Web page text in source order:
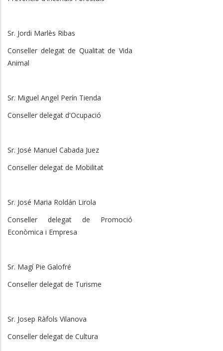
Sr. Jordi Marlès Ribas
Conseller delegat de Qualitat de Vida
Animal
Sr. Miguel Angel Perín Tienda
Conseller delegat d'Ocupació
Sr. José Manuel Cabada Juez
Conseller delegat de Mobilitat
Sr. José Maria Roldán Lirola
Conseller delegat de Promoció
Econòmica i Empresa
Sr. Magí Pie Galofré
Conseller delegat de Turisme
Sr. Josep Ràfols Vilanova
Conseller delegat de Cultura